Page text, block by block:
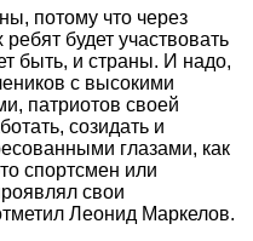
потому что через
будет участвовать
быть, и страны. И надо,
с высокими
патриотов своей
созидать и
глазами, как
спортсмен или
свои
Леонид Маркелов.